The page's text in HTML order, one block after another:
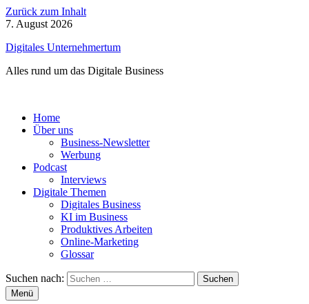
Zurück zum Inhalt
7. August 2026
Digitales Unternehmertum
Alles rund um das Digitale Business
Home
Über uns
Business-Newsletter
Werbung
Podcast
Interviews
Digitale Themen
Digitales Business
KI im Business
Produktives Arbeiten
Online-Marketing
Glossar
Suchen nach:
Menü